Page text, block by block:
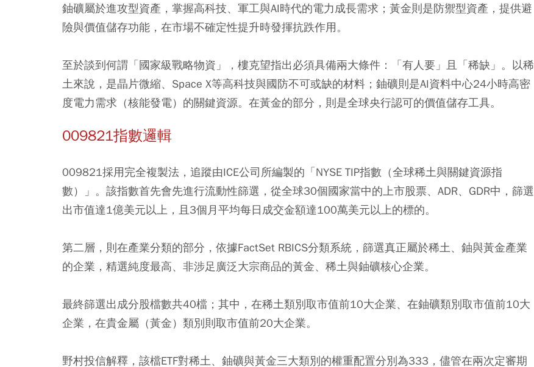
鈾礦屬於進攻型資產，掌握高科技、軍工與AI時代的電力成長需求；黃金則是防禦型資產，提供避
險與價值儲存功能，在市場不確定性提升時發揮抗跌作用。
至於談到何謂「國家級戰略物資」，樓克望指出必須具備兩大條件：「有人要」且「稀缺」。以稀
土來說，是晶片微縮、Space X等高科技與國防不可或缺的材料；鈾礦則是AI資料中心24小時高密
度電力需求（核能發電）的關鍵資源。在黃金的部分，則是全球央行認可的價值儲存工具。
009821指數邏輯
009821採用完全複製法，追蹤由ICE公司所編製的「NYSE TIP指數（全球稀土與關鍵資源指
數）」。該指數首先會先進行流動性篩選，從全球30個國家當中的上市股票、ADR、GDR中，篩選
出市值達1億美元以上，且3個月平均每日成交金額達100萬美元以上的標的。
第二層，則在產業分類的部分，依據FactSet RBICS分類系統，篩選真正屬於稀土、鈾與黃金產業
的企業，精選純度最高、非涉足廣泛大宗商品的黃金、稀土與鈾礦核心企業。
最終篩選出成分股檔數共40檔；其中，在稀土類別取市值前10大企業、在鈾礦類別取市值前10大
企業，在貴金屬（黃金）類別則取市值前20大企業。
野村投信解釋，該檔ETF對稀土、鈾礦與黃金三大類別的權重配置分別為333，儘管在兩次定審期